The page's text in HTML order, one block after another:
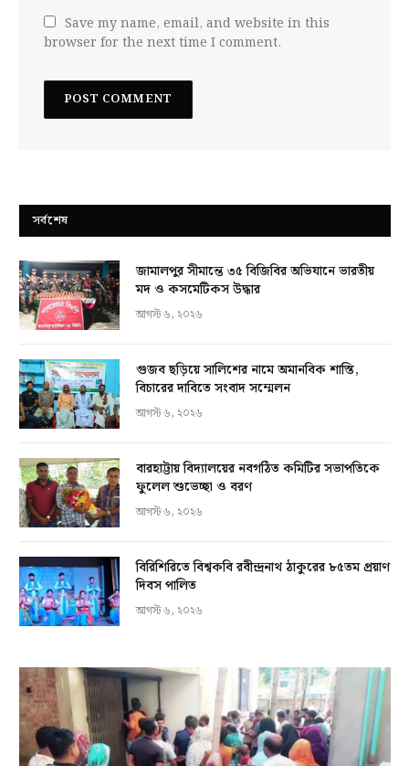
Save my name, email, and website in this
browser for the next time I comment.
সর্বশেষ
জামালপুর সীমান্তে ৩৫ বিজিবির অভিযানে ভারতীয়
মদ ও কসমেটিকস উদ্ধার
আগস্ট ৬, ২০২৬
গুজব ছড়িয়ে সালিশের নামে অমানবিক শাস্তি,
বিচারের দাবিতে সংবাদ সম্মেলন
আগস্ট ৬, ২০২৬
বারহাট্টায় বিদ্যালয়ের নবগঠিত কমিটির সভাপতিকে
ফুলেল শুভেচ্ছা ও বরণ
আগস্ট ৬, ২০২৬
বিরিশিরিতে বিশ্বকবি রবীন্দ্রনাথ ঠাকুরের ৮৫তম প্রয়াণ
দিবস পালিত
আগস্ট ৬, ২০২৬